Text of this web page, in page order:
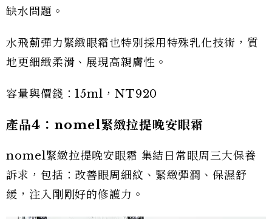
缺水問題。
水飛薊彈力緊緻眼霜也特別採用特殊乳化技術，質
地更細緻柔滑、展現高親膚性。
容量與價錢：15ml，NT920
產品4：nomel緊緻拉提晚安眼霜
nomel緊緻拉提晚安眼霜 集結日常眼周三大保養
訴求，包括：改善眼周細紋、緊緻彈潤、保濕舒
緩，注入剛剛好的修護力。